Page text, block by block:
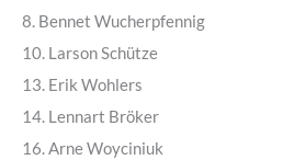
8. Bennet Wucherpfennig
10. Larson Schütze
13. Erik Wohlers
14. Lennart Bröker
16. Arne Woyciniuk